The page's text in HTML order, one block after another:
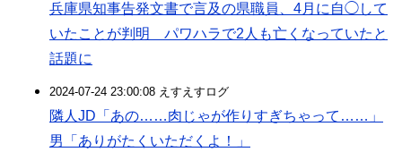
兵庫県知事告発文書で言及の県職員、4月に自◯して
いたことが判明 パワハラで2人も亡くなっていたと
話題に
2024-07-24 23:00:08 えすえすログ
隣人JD「あの……肉じゃが作りすぎちゃって……」
男「ありがたくいただくよ！」